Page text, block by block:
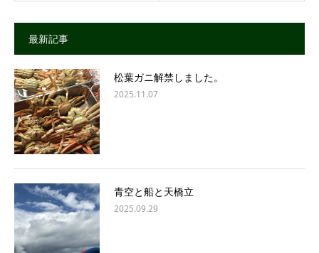
最新記事
松葉ガニ解禁しました。
2025.11.07
青空と船と天橋立
2025.09.29